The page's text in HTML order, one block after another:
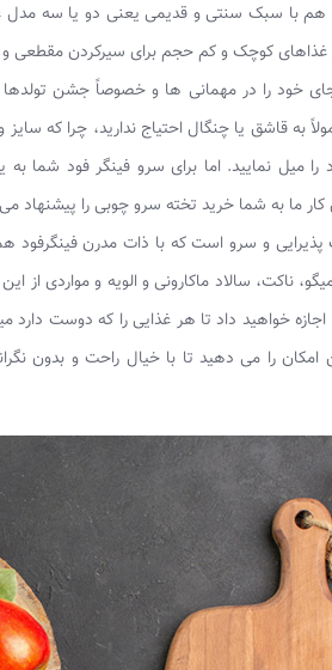
با سبک سنتی و قدیمی یعنی دو یا سه مدل
کوچک و کم حجم برای سیرکردن مقطعی و
خود را در مهمانی ها و خصوصاً جشن تولدها
به قاشق یا چنگال احتیاج ندارید، چرا که
میل نمایید. اما برای سرو فینگر فود شما
ما به شما خرید تخته سرو چوبی را پیشنهاد
و سرو است که با ذات مدرن فینگرفود
ناکت، سالاد ماکارونی و الویه و مواردی
خواهید داد تا هر غذایی را که دوست دارد
امکان را می دهید تا با خیال راحت و بدون